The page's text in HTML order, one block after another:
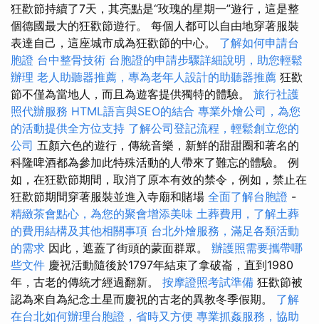
狂歡節持續了7天，其亮點是“玫瑰的星期一”遊行，這是整
個德國最大的狂歡節遊行。 每個人都可以自由地穿著服裝
表達自己，這座城市成為狂歡節的中心。 了解如何申請台
胞證 台中整骨技術 台胞證的申請步驟詳細說明，助您輕鬆
辦理 老人助聽器推薦，專為老年人設計的助聽器推薦 狂歡
節不僅為當地人，而且為遊客提供獨特的體驗。 旅行社護
照代辦服務 HTML語言與SEO的結合 專業外燴公司，為您
的活動提供全方位支持 了解公司登記流程，輕鬆創立您的
公司 五顏六色的遊行，傳統音樂，新鮮的甜甜圈和著名的
科隆啤酒都為參加此特殊活動的人帶來了難忘的體驗。 例
如，在狂歡節期間，取消了原本有效的禁令，例如，禁止在
狂歡節期間穿著服裝並進入寺廟和賭場 全面了解台胞證 -
精緻茶會點心，為您的聚會增添美味 土葬費用，了解土葬
的費用結構及其他相關事項 台北外燴服務，滿足各類活動
的需求 因此，遮蓋了街頭的蒙面群眾。 辦護照需要攜帶哪
些文件 慶祝活動隨後於1797年結束了拿破崙，直到1980
年，古老的傳統才經過翻新。 按摩證照考試準備 狂歡節被
認為來自為紀念土星而慶祝的古老的異教冬季假期。 了解
在台北如何辦理台胞證，省時又方便 專業抓姦服務，協助